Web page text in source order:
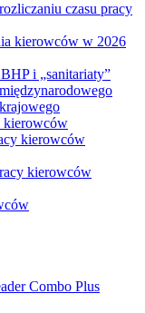
czasu pracy
kierowców w 2026
i „sanitariaty”
kierowców
kierowców
kierowców
Combo Plus